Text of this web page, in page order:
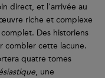
direct, et l'arrivée au
riche et complexe
Des historiens
combler cette lacune.
quatre tomes
, une